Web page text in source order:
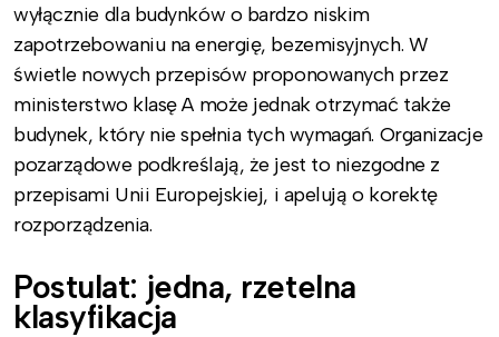
wyłącznie dla budynków o bardzo niskim
zapotrzebowaniu na energię, bezemisyjnych. W
świetle nowych przepisów proponowanych przez
ministerstwo klasę A może jednak otrzymać także
budynek, który nie spełnia tych wymagań. Organizacje
pozarządowe podkreślają, że jest to niezgodne z
przepisami Unii Europejskiej, i apelują o korektę
rozporządzenia.
Postulat: jedna, rzetelna
klasyfikacja